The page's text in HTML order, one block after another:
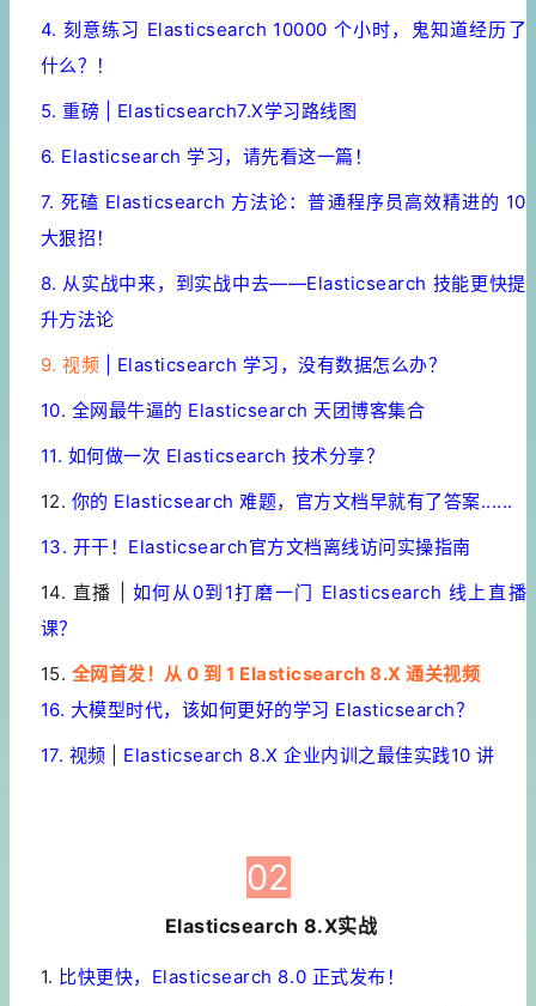
4. 刻意练习 Elasticsearch 10000 个小时，鬼知道经历了
什么？！
5. 重磅 | Elasticsearch7.X学习路线图
6. Elasticsearch 学习，请先看这一篇！
7. 死磕 Elasticsearch 方法论：普通程序员高效精进的 10
大狠招！
8. 从实战中来，到实战中去——Elasticsearch 技能更快提
升方法论
9. 视频 | Elasticsearch 学习，没有数据怎么办？
10. 全网最牛逼的 Elasticsearch 天团博客集合
11. 如何做一次 Elasticsearch 技术分享？
12. 你的 Elasticsearch 难题，官方文档早就有了答案......
13. 开干！Elasticsearch官方文档离线访问实操指南
14. 直播 | 如何从0到1打磨一门 Elasticsearch 线上直播
课？
15. 全网首发！从 0 到 1 Elasticsearch 8.X 通关视频
16. 大模型时代，该如何更好的学习 Elasticsearch？
17. 视频 | Elasticsearch 8.X 企业内训之最佳实践10 讲
铭毅天下
02
Elasticsearch 8.X实战
1. 比快更快，Elasticsearch 8.0 正式发布！